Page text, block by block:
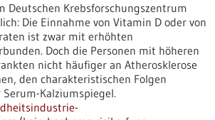
Deutschen Krebsforschungszentrum
Die Einnahme von Vitamin D oder von
ist zwar mit erhöhten
Doch die Personen mit höheren
nicht häufiger an Atherosklerose
den charakteristischen Folgen
Kalziumspiegel.